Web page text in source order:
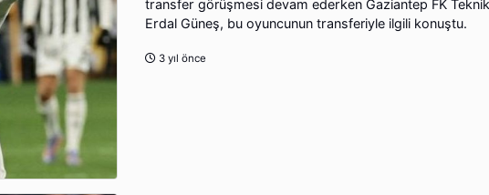
transfer görüşmesi devam ederken Gaziantep FK
Erdal Güneş, bu oyuncunun transferiyle ilgili konuştu.
3 yıl önce